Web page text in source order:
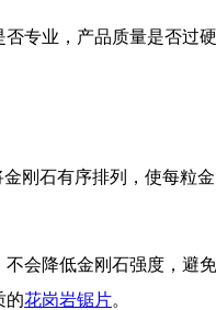
专业，产品质量是否过
刚石有序排列，使每粒
会降低金刚石强度，避
的花岗岩锯片。